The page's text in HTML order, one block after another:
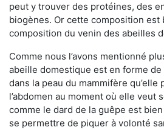
peut y trouver des protéines, des
biogènes. Or cette composition
composition du venin des abeilles
Comme nous l’avons mentionné
abeille domestique est en forme
dans la peau du mammifère
l’abdomen au moment où elle veut
comme le dard de la guêpe est
se permettre de piquer à volonté